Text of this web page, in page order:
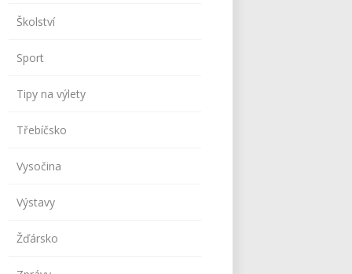
Školství
Sport
Tipy na výlety
Třebíčsko
Vysočina
Výstavy
Žďársko